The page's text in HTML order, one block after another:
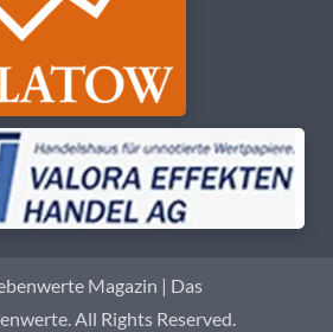
Magazin | Das
All Rights Reserved.